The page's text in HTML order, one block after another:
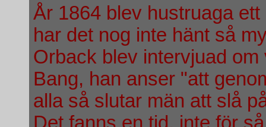
År 1864 blev hustruaga
har det nog inte hänt så
Orback blev intervjuad
Bang, han anser "att
alla så slutar män att slå